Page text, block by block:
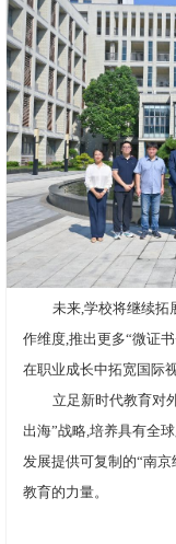
未来,学校将继续拓
作维度,推出更多“微证
在职业成长中拓宽国际视
立足新时代教育对
出海”战略,培养具有全
发展提供可复制的“南
教育的力量。